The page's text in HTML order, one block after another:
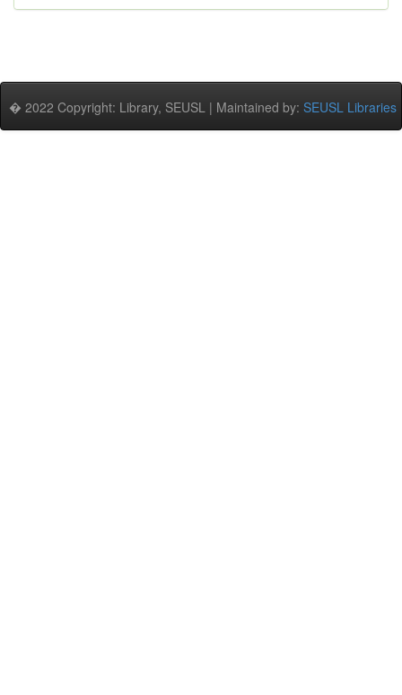
� 2022 Copyright: Library, SEUSL | Maintained by: SEUSL Libraries